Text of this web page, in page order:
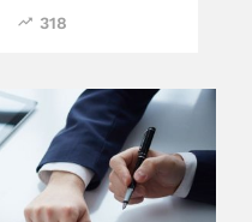
318